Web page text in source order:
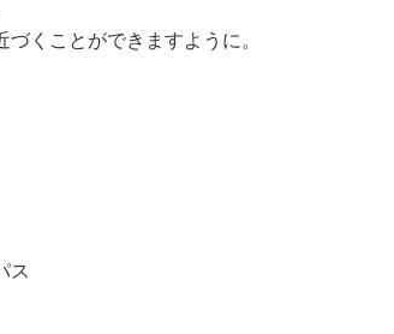
くことができますように。
ス